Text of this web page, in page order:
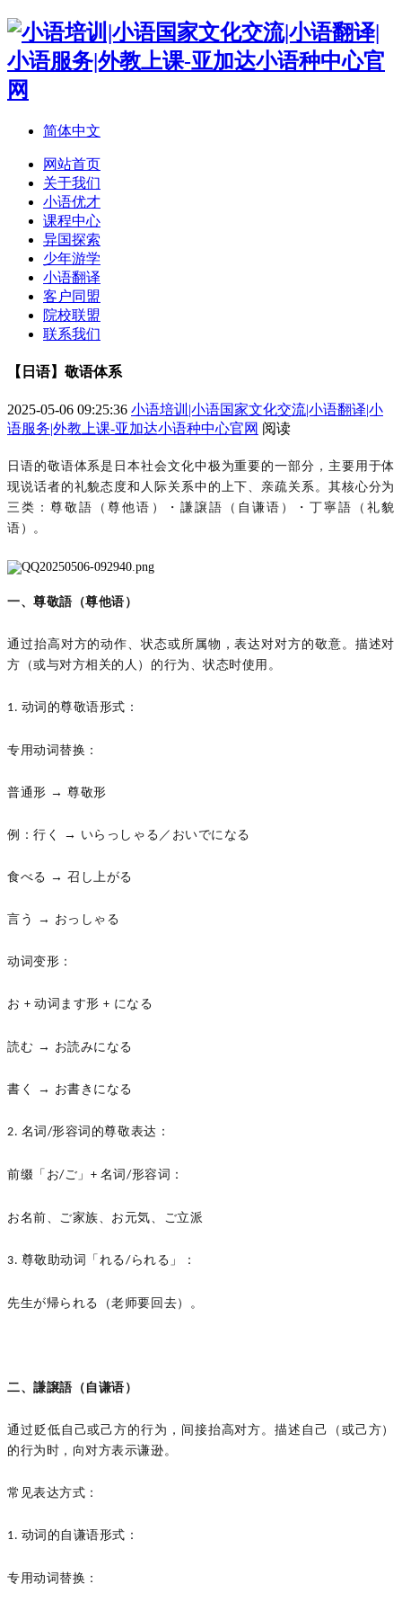
简体中文
网站首页
关于我们
小语优才
课程中心
异国探索
少年游学
小语翻译
客户同盟
院校联盟
联系我们
【日语】敬语体系
2025-05-06 09:25:36 小语培训|小语国家文化交流|小语翻译|小
语服务|外教上课-亚加达小语种中心官网 阅读
日语的敬语体系是日本社会文化中极为重要的一部分，主要用于体
现说话者的礼貌态度和人际关系中的上下、亲疏关系。其核心分为
三类：尊敬語（尊他语）・謙譲語（自谦语）・丁寧語（礼貌
语）。
一、尊敬語（尊他语）
通过抬高对方的动作、状态或所属物，表达对对方的敬意。 描述对
方（或与对方相关的人）的行为、状态时使用。
1. 动词的尊敬语形式：
专用动词替换：
普通形 → 尊敬形
例 ：行く → いらっしゃる／おいでになる
食べる → 召し上がる
言う → おっしゃる
动词变形：
お +动词ます形+ になる
読む → お読みになる
書く → お書きになる
2. 名词 /形容词的尊敬表达：
前缀「お/ご」 + 名词/形容词：
お名前、ご家族、お元気、ご立派
3. 尊敬助动词「れる/られる」：
先生が帰られる（老师要回去）。
二、謙譲語（自谦语）
通过贬低自己或己方的行为，间接抬高对方。描述自己（或己方）
的行为时，向对方表示谦逊。
常见表达方式：
1. 动词的自谦语形式：
专用动词替换：